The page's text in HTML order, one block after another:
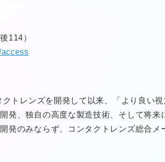
114）
トレンズを開発して以来、「より良い
発、独自の高度な製造技術、そして将
発のみならず、コンタクトレンズ総合